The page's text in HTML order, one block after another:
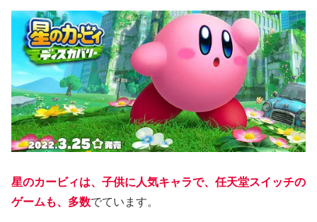
星のカービィは、子供に人気キャラで、任天堂スイッチの
ゲームも、多数でています。